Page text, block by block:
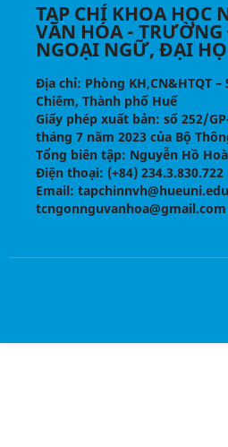
TẠP CHÍ KHOA HỌC
VĂN HÓA -
NGOẠI NGỮ, ĐẠI
Địa chỉ: Phòng KH,CN&HTQT
Chiêm, Thành phố Huế
Giấy phép xuất bản: số 252/
tháng 7 năm 2023 của Bộ
Tổng biên tập: Nguyễn Hồ
Điện thoại: (+84) 234.3.830.722
Email:
tcngonnguvanhoa@gmail.com